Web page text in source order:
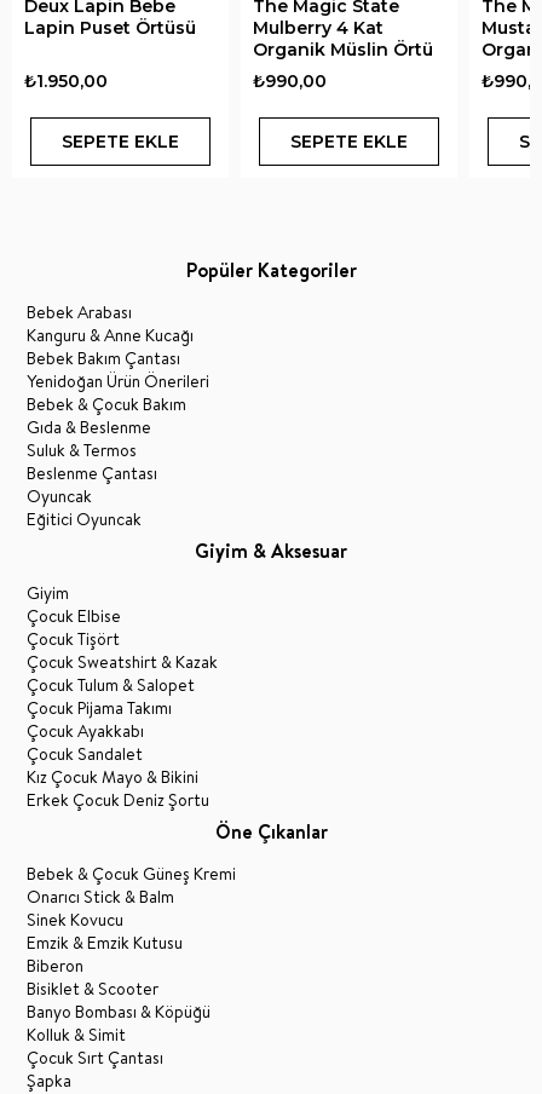
Deux Lapin Bebe
Lapin Puset Örtüsü
₺1.950,00
SEPETE EKLE
The Magic State
Mulberry 4 Kat
Organik Müslin Örtü
₺990,00
SEPETE EKLE
The
Popüler Kategoriler
Bebek Arabası
Kanguru & Anne Kucağı
Bebek Bakım Çantası
Yenidoğan Ürün Önerileri
Bebek & Çocuk Bakım
Gıda & Beslenme
Suluk & Termos
Beslenme Çantası
Oyuncak
Eğitici Oyuncak
Giyim & Aksesuar
Giyim
Çocuk Elbise
Çocuk Tişört
Çocuk Sweatshirt & Kazak
Çocuk Tulum & Salopet
Çocuk Pijama Takımı
Çocuk Ayakkabı
Çocuk Sandalet
Kız Çocuk Mayo & Bikini
Erkek Çocuk Deniz Şortu
Öne Çıkanlar
Bebek & Çocuk Güneş Kremi
Onarıcı Stick & Balm
Sinek Kovucu
Emzik & Emzik Kutusu
Biberon
Bisiklet & Scooter
Banyo Bombası & Köpüğü
Kolluk & Simit
Çocuk Sırt Çantası
Şapka